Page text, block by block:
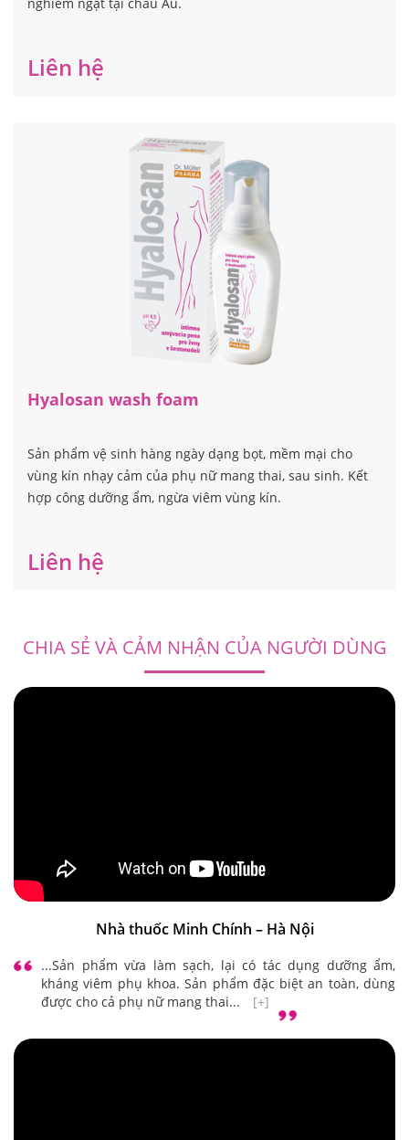
nghiêm ngặt tại châu Âu.
Liên hệ
Hyalosan wash foam
Sản phẩm vệ sinh hàng ngày dạng bọt, mềm mại cho
vùng kín nhạy cảm của phụ nữ mang thai, sau sinh. Kết
hợp công dưỡng ẩm, ngừa viêm vùng kín.
Liên hệ
CHIA SẺ VÀ CẢM NHẬN CỦA NGƯỜI DÙNG
Nhà thuốc Minh Chính – Hà Nội
...Sản phẩm vừa làm sạch, lại có tác dụng dưỡng ẩm,
kháng viêm phụ khoa. Sản phẩm đặc biệt an toàn, dùng
được cho cả phụ nữ mang thai...
[+]